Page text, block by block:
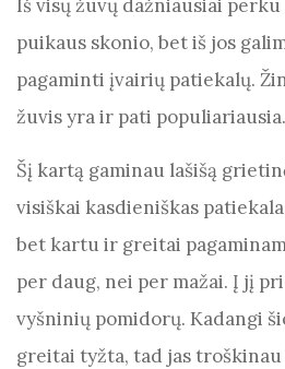
o
o
k
p
p
er
Iš visų žuvų dažniausiai perku
puikaus skonio, bet iš jos
pagaminti įvairių patiekalų.
žuvis yra ir pati populiariausia.
Šį kartą gaminau lašišą
visiškai kasdieniškas
bet kartu ir greitai
per daug, nei per mažai. Į jį
vyšninių pomidorų. Kadangi
greitai tyžta, tad jas